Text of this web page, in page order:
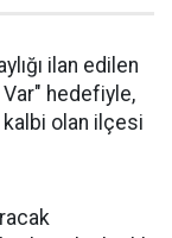
ilan edilen
Var" hedefiyle,
olan ilçesi